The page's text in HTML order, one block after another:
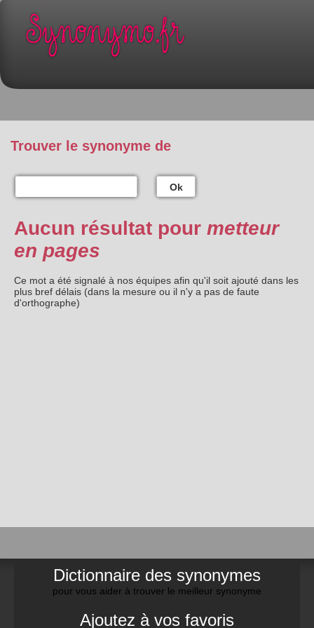
Trouver le synonyme de
Ok
Aucun résultat pour metteur
en pages
Ce mot a été signalé à nos équipes afin qu'il soit ajouté dans les
plus bref délais (dans la mesure ou il n'y a pas de faute
d'orthographe)
Dictionnaire des synonymes
pour vous aider à trouver le meilleur synonyme
Ajoutez à vos favoris